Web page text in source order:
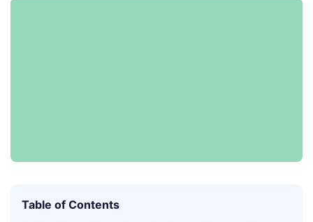
Table of Contents